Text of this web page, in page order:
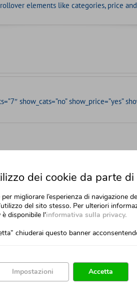
elements like categories, price
show_cats=”no” show_price=”yes”
show_cats=”no” show_price=”yes”
dei cookie da parte
migliorare l’esperienza di navigazione
del sito stesso. Per ulteriori
disponibile l'informativa sulla privacy.
chiuderai questo banner
Accetta
Impostazioni